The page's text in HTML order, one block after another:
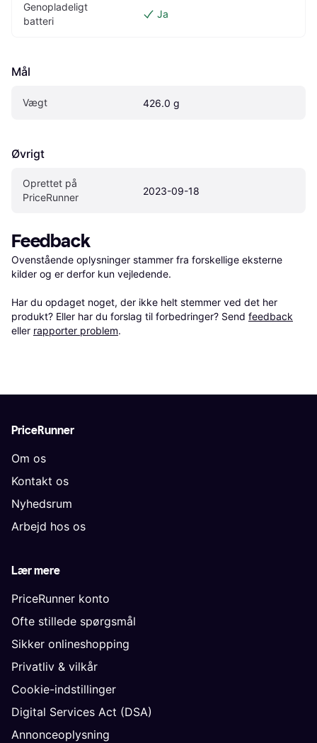
Genopladeligt
batteri
Ja
Mål
Vægt 426.0 g
Øvrigt
Oprettet på
PriceRunner
2023-09-18
Feedback
Ovenstående oplysninger stammer fra forskellige eksterne
kilder og er derfor kun vejledende.
Har du opdaget noget, der ikke helt stemmer ved det her
produkt? Eller har du forslag til forbedringer? Send feedback
eller rapporter problem.
PriceRunner
Om os
Kontakt os
Nyhedsrum
Arbejd hos os
Lær mere
PriceRunner konto
Ofte stillede spørgsmål
Sikker onlineshopping
Privatliv & vilkår
Cookie-indstillinger
Digital Services Act (DSA)
Annonceoplysning